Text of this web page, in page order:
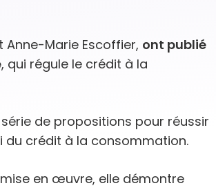
Anne-Marie Escoffier, ont publié
, qui régule le crédit à la
de propositions pour réussir
du crédit à la consommation.
en œuvre, elle démontre